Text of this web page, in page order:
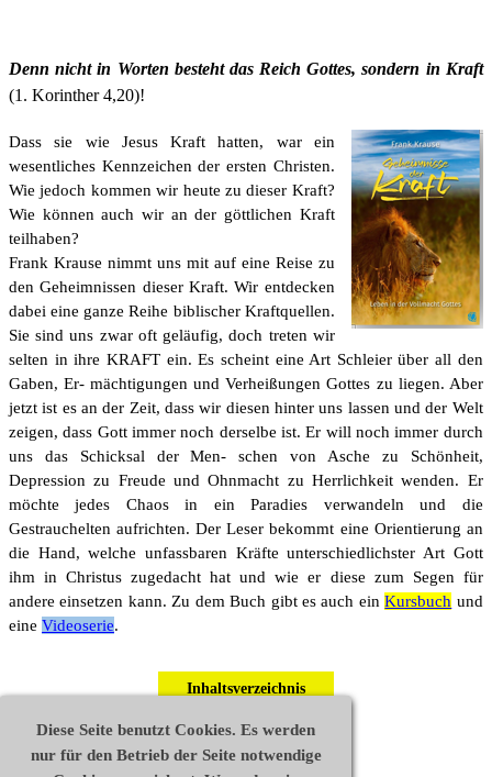
Diese Seite benutzt Cookies. Es werden
nur für den Betrieb der Seite notwendige
Denn nicht in Worten besteht das Reich Gottes, sondern in Kraft
(1. Korinther 4,20)!
Dass sie wie Jesus Kraft hatten, war ein
wesentliches Kennzeichen der ersten Christen.
Wie jedoch kommen wir heute zu dieser Kraft?
Wie können auch wir an der göttlichen Kraft
teilhaben?
Frank Krause nimmt uns mit auf eine Reise zu
den Geheimnissen dieser Kraft. Wir entdecken
dabei eine ganze Reihe biblischer Kraftquellen.
Sie sind uns zwar oft geläufig, doch treten wir
selten in ihre KRAFT ein.Es scheint eine Art Schleier über all den
Gaben, Er- mächtigungen und Verheißungen Gottes zu liegen. Aber
jetzt ist es an der Zeit, dass wir diesen hinter uns lassen und der Welt
zeigen, dass Gott immer noch derselbe ist.Er will noch immer durch
uns das Schicksal der Men- schen von Asche zu Schönheit,
Depression zu Freude und Ohnmacht zu Herrlichkeit wenden. Er
möchte jedes Chaos in ein Paradies verwandeln und die
Gestrauchelten aufrichten.Der Leser bekommt eine Orientierung an
die Hand, welche unfassbaren Kräfte unterschiedlichster Art Gott
ihm in Christus zugedacht hat und wie er diese zum Segen für
andere einsetzen kann. Zu dem Buch gibt es auch einKursbuch und
eine Videoserie.
Inhaltsverzeichnis
Leseprobe